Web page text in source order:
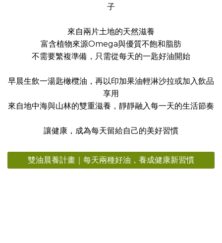
子
來自兩片土地的天然滋養
富含植物來源Omega與優質不飽和脂肪
不需要繁複準備，只需從每天的一匙好油開始
早晨生飲一湯匙橄欖油，再以印加果油輕淋沙拉或加入飲品
享用
來自地中海與山林的雙重滋養，靜靜融入每一天的生活節奏
讓健康，成為每天留給自己的美好習慣
雙油晨養計畫｜每天兩種好油，養成健康新習慣